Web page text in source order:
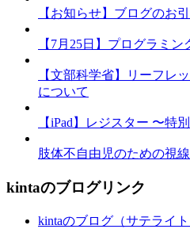
【お知らせ】ブログのお
【7月25日】プログラミ
【文部科学省】リーフ
について
【iPad】レジスター 〜特
肢体不自由児のための視
kintaのブログリンク
kintaのブログ（サテライト